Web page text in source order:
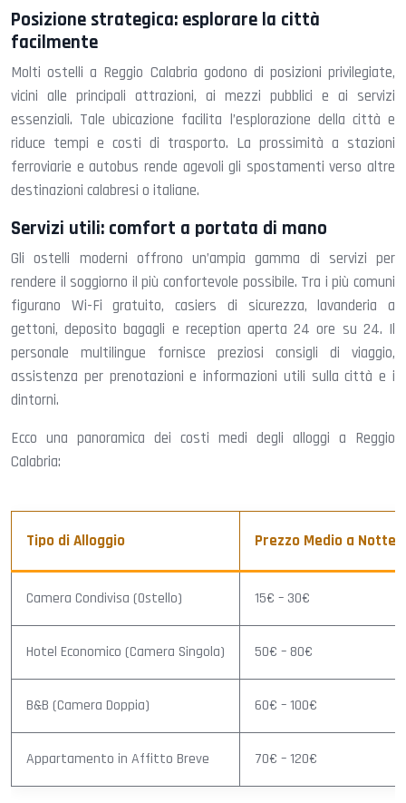
Posizione strategica: esplorare la città
facilmente
Molti ostelli a Reggio Calabria godono di posizioni privilegiate,
vicini alle principali attrazioni, ai mezzi pubblici e ai servizi
essenziali. Tale ubicazione facilita l’esplorazione della città e
riduce tempi e costi di trasporto. La prossimità a stazioni
ferroviarie e autobus rende agevoli gli spostamenti verso altre
destinazioni calabresi o italiane.
Servizi utili: comfort a portata di mano
Gli ostelli moderni offrono un’ampia gamma di servizi per
rendere il soggiorno il più confortevole possibile. Tra i più comuni
figurano Wi-Fi gratuito, casiers di sicurezza, lavanderia a
gettoni, deposito bagagli e reception aperta 24 ore su 24. Il
personale multilingue fornisce preziosi consigli di viaggio,
assistenza per prenotazioni e informazioni utili sulla città e i
dintorni.
Ecco una panoramica dei costi medi degli alloggi a Reggio
Calabria:
Tipo di Alloggio Prezzo Medio a Notte
Camera Condivisa (Ostello) 15€ – 30€
Hotel Economico (Camera Singola) 50€ – 80€
B&B (Camera Doppia) 60€ – 100€
Appartamento in Affitto Breve 70€ – 120€